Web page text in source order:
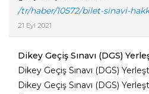
/tr/haber/10572/bilet-sinavi-
21 Eyl 2021
Dikey Geçiş Sınavı (DGS)
Dikey Geçiş Sınavı (DGS)
Dikey Geçiş Sınavı (DGS)